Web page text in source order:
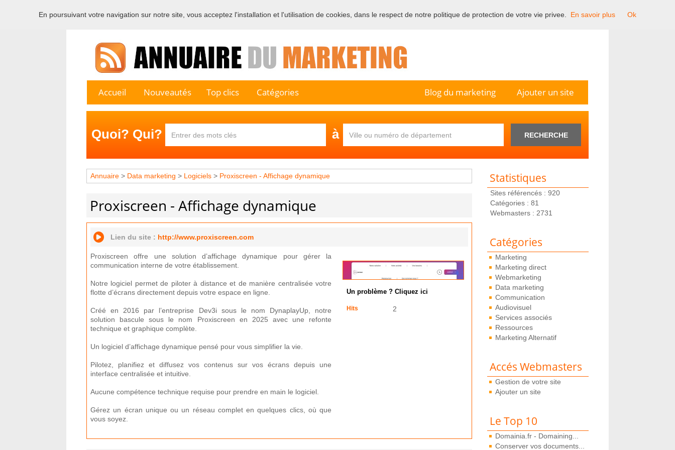
Bienvenue sur l'annuaire professionnel du marketing et de la communication en France.
Accueil Nouveautés Top clics Catégories Ajouter un site
Blog du marketing
Quoi? Qui? à RECHERCHE
Statistiques
Sites référencés : 920
Catégories : 81
Webmasters : 2731
Catégories
Marketing
Marketing direct
Webmarketing
Data marketing
Communication
Audiovisuel
Services associés
Ressources
Marketing Alternatif
Accés Webmasters
Gestion de votre site
Ajouter un site
Le Top 10
Domainia.fr - Domaining...
Conserver vos documents...
Annuaire > Data marketing > Logiciels > Proxiscreen - Affichage dynamique
Proxiscreen - Affichage dynamique
Lien du site : http://www.proxiscreen.com
Proxiscreen offre une solution d’affichage dynamique pour gérer la
communication interne de votre établissement.
Notre logiciel permet de piloter à distance et de manière centralisée votre
flotte d’écrans directement depuis votre espace en ligne.
Créé en 2016 par l’entreprise Dev3i sous le nom DynaplayUp, notre
solution bascule sous le nom Proxiscreen en 2025 avec une refonte
technique et graphique complète.
Un logiciel d’affichage dynamique pensé pour vous simplifier la vie.
Pilotez, planifiez et diffusez vos contenus sur vos écrans depuis une
interface centralisée et intuitive.
Aucune compétence technique requise pour prendre en main le logiciel.
Gérez un écran unique ou un réseau complet en quelques clics, où que
vous soyez.
Un problème ? Cliquez ici
Hits 2
En poursuivant votre navigation sur notre site, vous acceptez l'installation et l'utilisation de cookies, dans le respect de notre politique de protection de votre vie privee. En savoir plus Ok